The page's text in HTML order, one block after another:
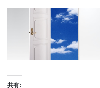
共有: